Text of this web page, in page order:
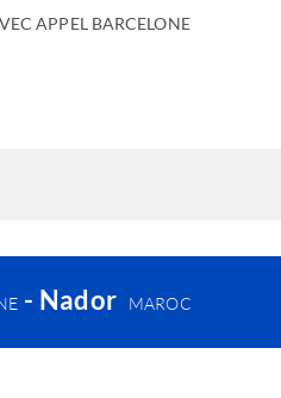
APPEL BARCELONE
- Nador MAROC